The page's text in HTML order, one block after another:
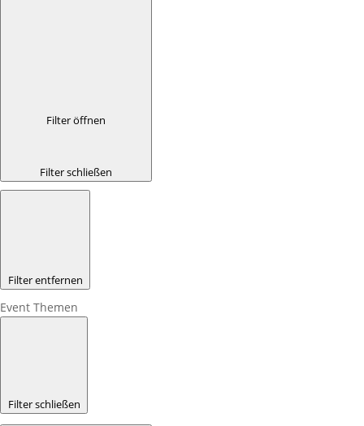
Filter öffnen
Filter schließen
Filter entfernen
Event Themen
Filter schließen